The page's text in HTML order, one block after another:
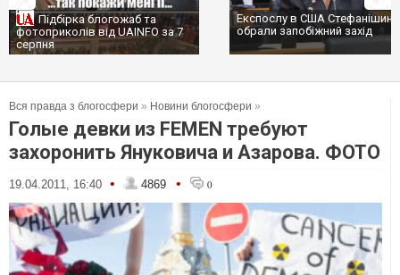
Експослу в США Стефанішиній
обрали запобіжний захід
Трамп не передасть Україні
сотні ракет до Patriot, бо у
Вся правда з блогосфери » Новини блогосфери »
Голые девки из FEMEN требуют
захоронить Януковича и Азарова. ФОТО
19.04.2011, 16:40 • 4869 • 0